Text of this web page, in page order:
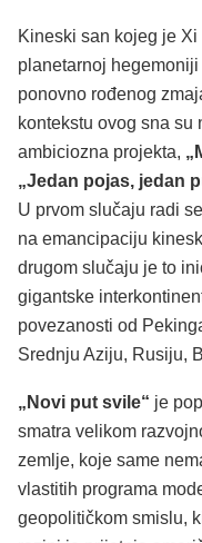
Kineski san kojeg je
planetarnoj
ponovno rođenog
kontekstu ovog sna
ambiciozna projekta,
„Jedan pojas, jedan
U prvom slučaju radi
na emancipaciju
drugom slučaju je to
gigantske
povezanosti od
Srednju Aziju, Rusiju,
„Novi put svile“ je
smatra velikom
zemlje, koje same
vlastitih programa
geopolitičkom smislu,